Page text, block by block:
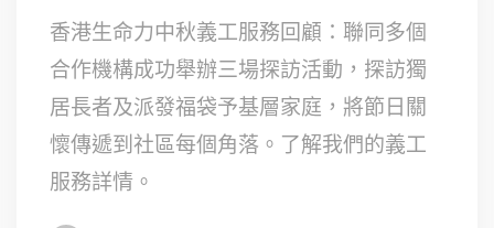
香港生命力中秋義工服務回顧：聯同多個
合作機構成功舉辦三場探訪活動，探訪獨
居長者及派發福袋予基層家庭，將節日關
懷傳遞到社區每個角落。了解我們的義工
服務詳情。